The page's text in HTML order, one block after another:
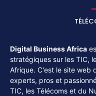
Digital Business Africa
stratégiques sur les TIC,
Afrique. C'est le site web
experts, pros et
TIC, les Télécoms et du